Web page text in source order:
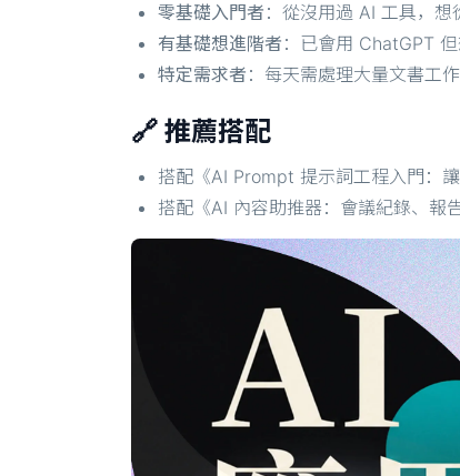
零基礎入門者 ：從沒用過 AI 工具，
有基礎想進階者 ：已會用 ChatGPT
特定需求者 ：每天需處理大量文書工
🔗 推薦搭配
搭配《AI Prompt 提示詞工程入門：
搭配《AI 內容助推器：會議紀錄、